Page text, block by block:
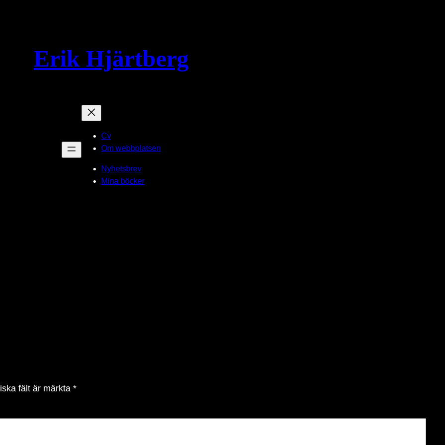
Erik Hjärtberg
Cv
Om webbplatsen
Nyhetsbrev
Mina böcker
fält är märkta *